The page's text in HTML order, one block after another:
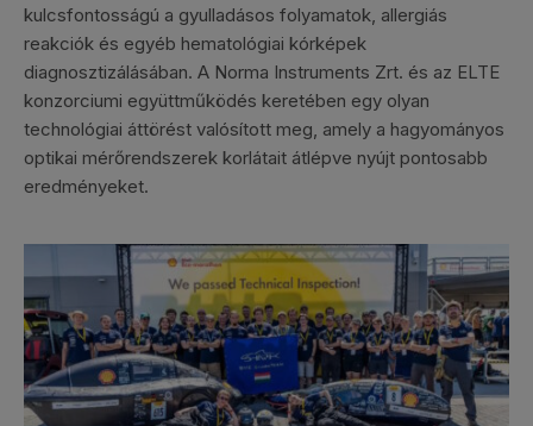
kulcsfontosságú a gyulladásos folyamatok, allergiás
reakciók és egyéb hematológiai kórképek
diagnosztizálásában. A Norma Instruments Zrt. és az ELTE
konzorciumi együttműködés keretében egy olyan
technológiai áttörést valósított meg, amely a hagyományos
optikai mérőrendszerek korlátait átlépve nyújt pontosabb
eredményeket.